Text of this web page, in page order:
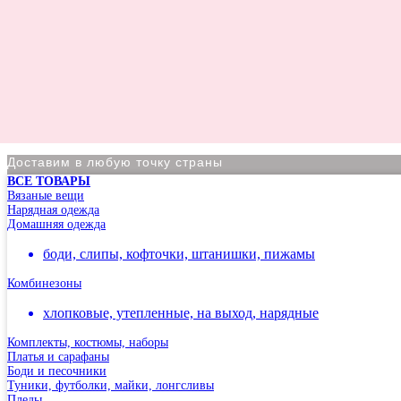
Доставим в любую точку страны
По Москве курьер в день оформления заказа
Вы на сайте Московского филиала
-5% на первый заказ (товар на скидках не участвует в
Адрес: г.Москва, мкр Северное Чертаново 1А,
ВСЕ ТОВАРЫ
Вязаные вещи
Нарядная одежда
Домашняя одежда
боди, слипы, кофточки, штанишки, пижамы
Комбинезоны
хлопковые, утепленные, на выход, нарядные
Комплекты, костюмы, наборы
Платья и сарафаны
Боди и песочники
Туники, футболки, майки, лонгсливы